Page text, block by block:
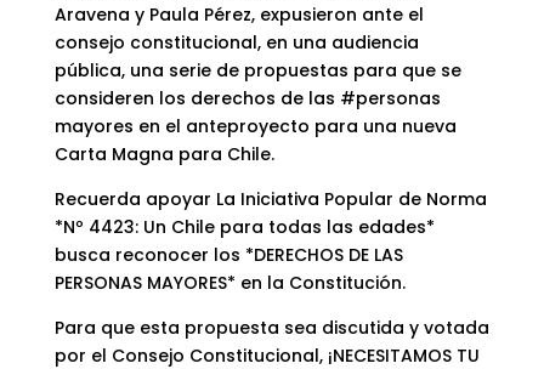
Aravena y Paula Pérez, expusieron ante el
consejo constitucional, en una audiencia
pública, una serie de propuestas para que se
consideren los derechos de las #personas
mayores en el anteproyecto para una nueva
Carta Magna para Chile.
Recuerda apoyar La Iniciativa Popular de Norma
*Nº 4423: Un Chile para todas las edades*
busca reconocer los *DERECHOS DE LAS
PERSONAS MAYORES* en la Constitución.
Para que esta propuesta sea discutida y votada
por el Consejo Constitucional, ¡NECESITAMOS TU